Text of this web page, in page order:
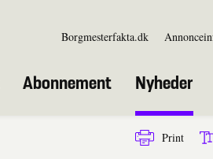
Borgmesterfakta.dk
Abonnement Nyheder
Print